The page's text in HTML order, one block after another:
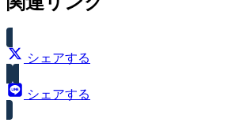
賞球数（ALL13）
シェアする
シェアする